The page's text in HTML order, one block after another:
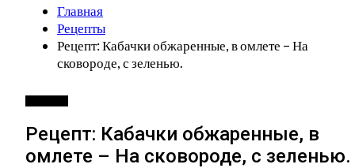
Главная
Рецепты
Рецепт: Кабачки обжаренные, в омлете – На
сковороде, с зеленью.
Рецепт: Кабачки обжаренные, в
омлете – На сковороде, с зеленью.